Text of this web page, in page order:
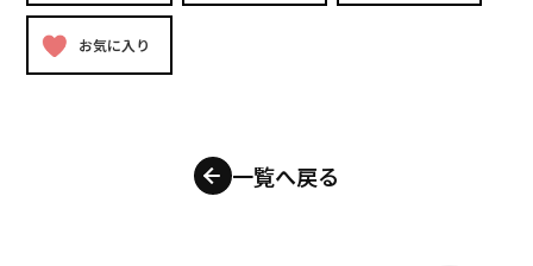
お気に入り
一覧へ戻る